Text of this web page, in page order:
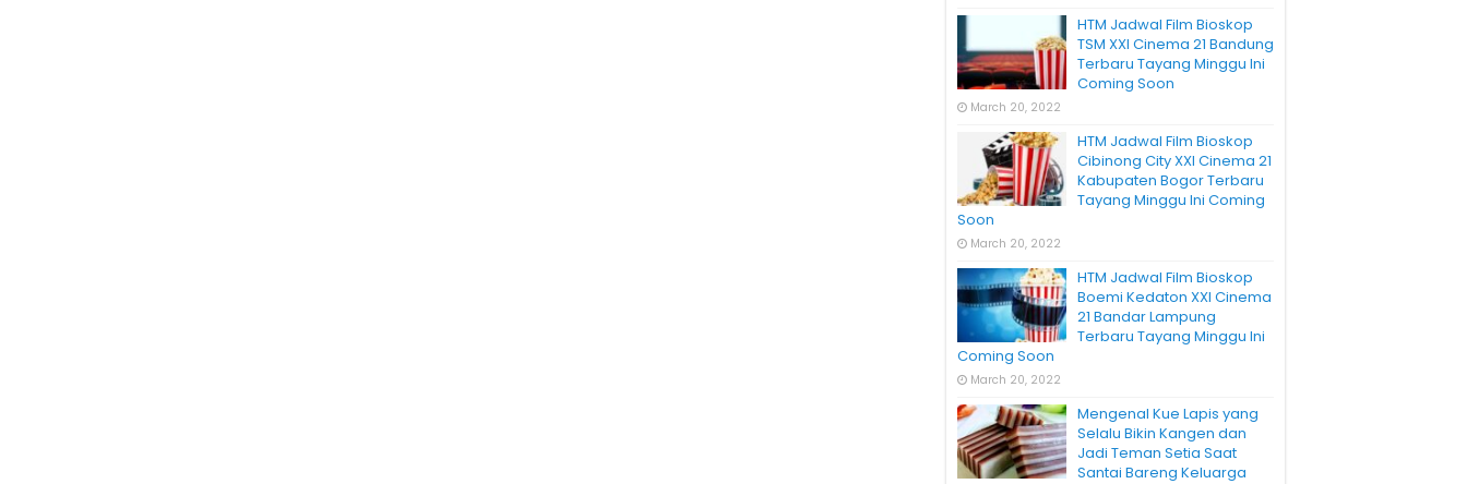
HTM Jadwal Film Bioskop
TSM XXI Cinema 21 Bandung
Terbaru Tayang Minggu Ini
Coming Soon
March 20, 2022
HTM Jadwal Film Bioskop
Cibinong City XXI Cinema 21
Kabupaten Bogor Terbaru
Tayang Minggu Ini Coming
Soon
March 20, 2022
HTM Jadwal Film Bioskop
Boemi Kedaton XXI Cinema
21 Bandar Lampung
Terbaru Tayang Minggu Ini
Coming Soon
March 20, 2022
Mengenal Kue Lapis yang
Selalu Bikin Kangen dan
Jadi Teman Setia Saat
Santai Bareng Keluarga